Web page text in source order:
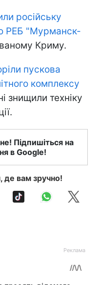
російську
РЕБ "Мурманск-
Криму.
пускова
комплексу
знищили техніку
Підпишіться на
в Google!
де вам зручно!